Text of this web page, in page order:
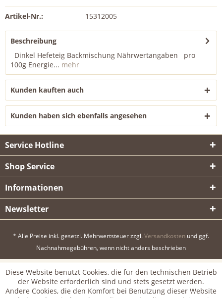
Artikel-Nr.: 15312005
Beschreibung
Dinkel Hefeteig Backmischung Nährwertangaben pro
100g Energie... mehr
Kunden kauften auch
Kunden haben sich ebenfalls angesehen
Service Hotline
Shop Service
Informationen
Newsletter
* Alle Preise inkl. gesetzl. Mehrwertsteuer zzgl.Versandkosten und ggf.
Nachnahmegebühren, wenn nicht anders beschrieben
Diese Website benutzt Cookies, die für den technischen Betrieb
der Website erforderlich sind und stets gesetzt werden.
Andere Cookies, die den Komfort bei Benutzung dieser Website